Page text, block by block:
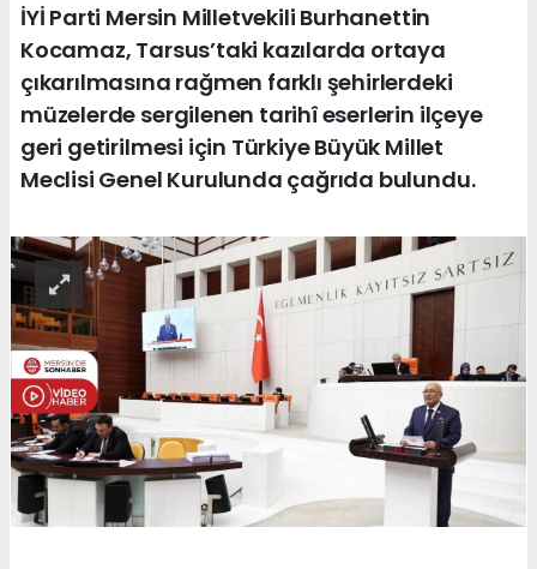
İYİ Parti Mersin Milletvekili Burhanettin
Kocamaz, Tarsus’taki kazılarda ortaya
çıkarılmasına rağmen farklı şehirlerdeki
müzelerde sergilenen tarihî eserlerin ilçeye
geri getirilmesi için Türkiye Büyük Millet
Meclisi Genel Kurulunda çağrıda bulundu.